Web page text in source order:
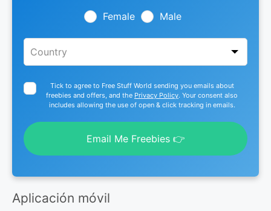
Female Male
Tick to agree to Free Stuff World sending you emails about
freebies and offers, and the Privacy Policy. Your consent also
includes allowing the use of open & click tracking in emails.
Email Me Freebies 👉
Aplicación móvil